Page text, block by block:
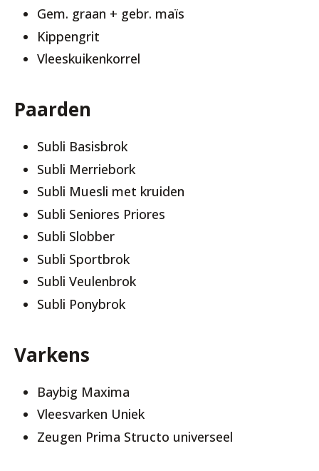
Gem. graan + gebr. maïs
Kippengrit
Vleeskuikenkorrel
Paarden
Subli Basisbrok
Subli Merriebork
Subli Muesli met kruiden
Subli Seniores Priores
Subli Slobber
Subli Sportbrok
Subli Veulenbrok
Subli Ponybrok
Varkens
Baybig Maxima
Vleesvarken Uniek
Zeugen Prima Structo universeel